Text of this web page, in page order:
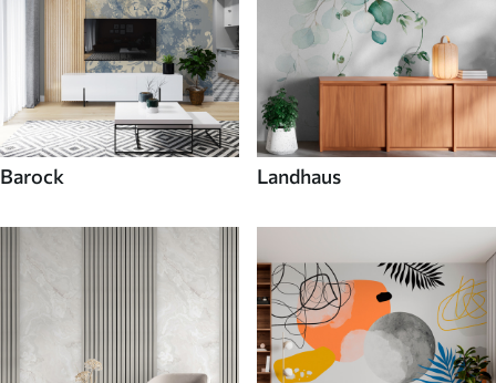
Barock Landhaus